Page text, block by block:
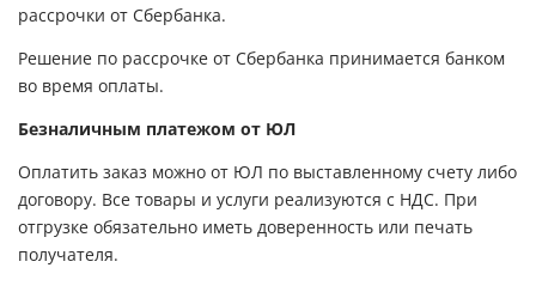
рассрочки от Сбербанка.
Решение по рассрочке от Сбербанка принимается банком
во время оплаты.
Безналичным платежом от ЮЛ
Оплатить заказ можно от ЮЛ по выставленному счету либо
договору. Все товары и услуги реализуются с НДС. При
отгрузке обязательно иметь доверенность или печать
получателя.